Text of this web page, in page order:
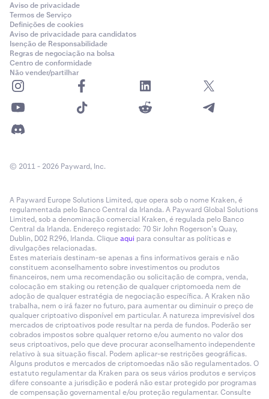
Aviso de privacidade
Termos de Serviço
Definições de cookies
Aviso de privacidade para candidatos
Isenção de Responsabilidade
Regras de negociação na bolsa
Centro de conformidade
Não vender/partilhar
© 2011 - 2026 Payward, Inc.
A Payward Europe Solutions Limited, que opera sob o nome Kraken, é
regulamentada pelo Banco Central da Irlanda. A Payward Global Solutions
Limited, sob a denominação comercial Kraken, é regulada pelo Banco
Central da Irlanda. Endereço registado: 70 Sir John Rogerson’s Quay,
Dublin, D02 R296, Irlanda. Cliqueaqui para consultar as políticas e
divulgações relacionadas.
Estes materiais destinam-se apenas a fins informativos gerais e não
constituem aconselhamento sobre investimentos ou produtos
financeiros, nem uma recomendação ou solicitação de compra, venda,
colocação em staking ou retenção de qualquer criptomoeda nem de
adoção de qualquer estratégia de negociação específica. A Kraken não
trabalha, nem o irá fazer no futuro, para aumentar ou diminuir o preço de
qualquer criptoativo disponível em particular. A natureza imprevisível dos
mercados de criptoativos pode resultar na perda de fundos. Poderão ser
cobrados impostos sobre qualquer retorno e/ou aumento no valor dos
seus criptoativos, pelo que deve procurar aconselhamento independente
relativo à sua situação fiscal. Podem aplicar-se restrições geográficas.
Alguns produtos e mercados de criptomoedas não são regulamentados. O
estatuto regulamentar da Kraken para os seus vários produtos e serviços
difere consoante a jurisdição e poderá não estar protegido por programas
de compensação governamental e/ou proteção regulamentar. Consulte